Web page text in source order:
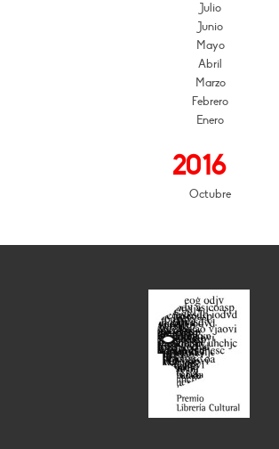
Julio
Junio
Mayo
Abril
Marzo
Febrero
Enero
2016
Octubre